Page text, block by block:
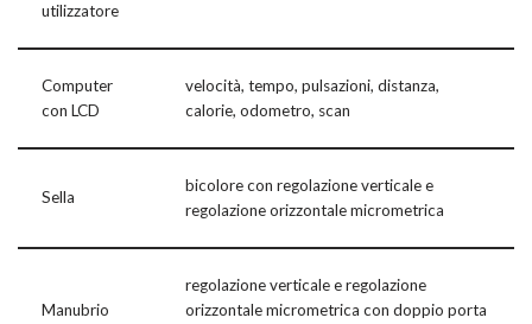
utilizzatore
Computer
con LCD
velocità, tempo, pulsazioni, distanza,
calorie, odometro, scan
Sella
bicolore con regolazione verticale e
regolazione orizzontale micrometrica
Manubrio
regolazione verticale e regolazione
orizzontale micrometrica con doppio porta